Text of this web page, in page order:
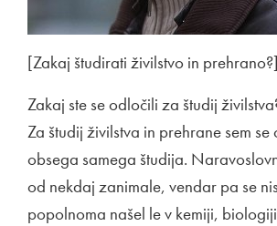
[Zakaj študirati živilstvo in
Zakaj ste se odločili za študij
Za študij živilstva in prehrane sem
obsega samega študija.
od nekdaj zanimale, vendar pa se
popolnoma našel le v kemiji,